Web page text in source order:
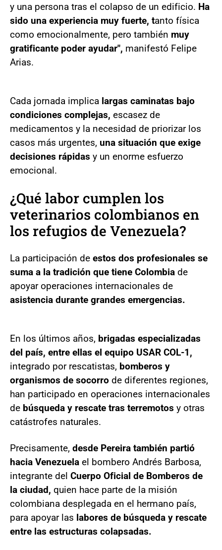
y una persona tras el colapso de un edificio. Ha
sido una experiencia muy fuerte, tanto física
como emocionalmente, pero también muy
gratificante poder ayudar", manifestó Felipe
Arias.
Cada jornada implica largas caminatas bajo
condiciones complejas, escasez de
medicamentos y la necesidad de priorizar los
casos más urgentes, una situación que exige
decisiones rápidas y un enorme esfuerzo
emocional.
¿Qué labor cumplen los
veterinarios colombianos en
los refugios de Venezuela?
La participación de estos dos profesionales se
suma a la tradición que tiene Colombia de
apoyar operaciones internacionales de
asistencia durante grandes emergencias.
En los últimos años, brigadas especializadas
del país, entre ellas el equipo USAR COL-1,
integrado por rescatistas, bomberos y
organismos de socorro de diferentes regiones,
han participado en operaciones internacionales
de búsqueda y rescate tras terremotos y otras
catástrofes naturales.
Precisamente, desde Pereira también partió
hacia Venezuela el bombero Andrés Barbosa,
integrante del Cuerpo Oficial de Bomberos de
la ciudad, quien hace parte de la misión
colombiana desplegada en el hermano país,
para apoyar las labores de búsqueda y rescate
entre las estructuras colapsadas.